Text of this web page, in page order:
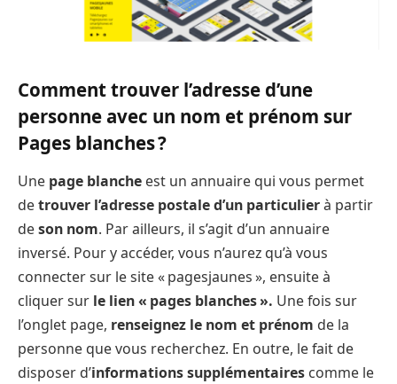
Comment trouver l’adresse d’une
personne avec un nom et prénom sur
Pages blanches ?
Une page blanche est un annuaire qui vous permet
detrouver l’adresse postale d’un particulierà partir
deson nom. Par ailleurs, il s’agit d’un annuaire
inversé. Pour y accéder, vous n’aurez qu’à vous
connecter sur le site « pagesjaunes », ensuite à
cliquer sur le lien « pages blanches ». Une fois sur
l’onglet page, renseignez le nom et prénom de la
personne que vous recherchez. En outre, le fait de
disposer d’informations supplémentaires comme le